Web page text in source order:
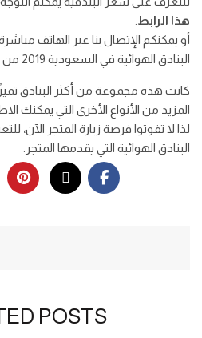
هذا الرابط
أو يمكنكم الإتصال بنا عبر الهاتف
البنادق الهوائية في السعودية 2019 من خلال الرقم: 0508885614
كانت هذه مجموعة من أكثر البنادق
المزيد من الأنواع الأخرى التي يمكنك
لذا لا تفوتوا فرصة زيارة المتجر الآن،
البنادق الهوائية التي يقدمها المتجر.
POSTS